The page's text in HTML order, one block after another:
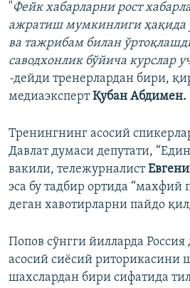
"Фейк хабарларни рост
ажратиш мумкинлиги ҳақида
ва тажрибам билан
саводхонлик бўйича курслар
-дейди тренерлардан бири,
медиаэкспертҚубан Абдимен.
Тренингнинг асосий
Давлат думаси депутати,
вакили, тележурналист
эса бу тадбир ортида “махфий
деган хавотирларни пайдо
Попов сўнгги йилларда
асосий сиёсий риторикасини
шахслардан бири сифатида